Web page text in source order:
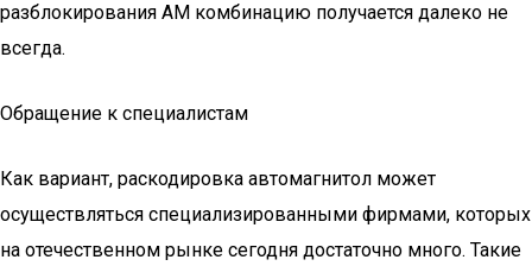
разблокирования АМ комбинацию получается далеко не
всегда.
Обращение к специалистам
Как вариант, раскодировка автомагнитол может
осуществляться специализированными фирмами, которых
на отечественном рынке сегодня достаточно много. Такие